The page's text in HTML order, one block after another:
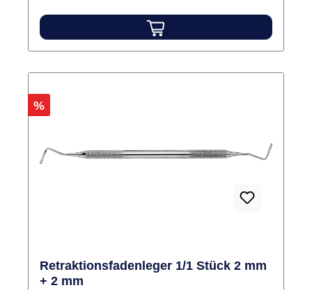
Rabatt
%
Retraktionsfadenleger 1/1 Stück 2 mm
+ 2 mm